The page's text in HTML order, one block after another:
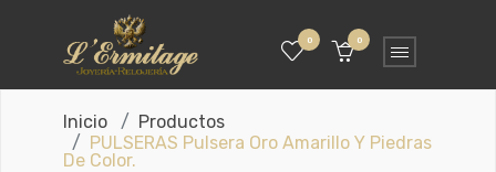
0 0
Inicio
Productos
PULSERAS Pulsera Oro Amarillo Y Piedras
De Color.